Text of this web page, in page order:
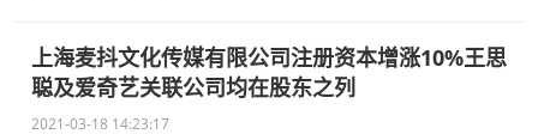
上海麦抖文化传媒有限公司注册资本增涨10%王思
聪及爱奇艺关联公司均在股东之列
2021-03-18 14:23:17